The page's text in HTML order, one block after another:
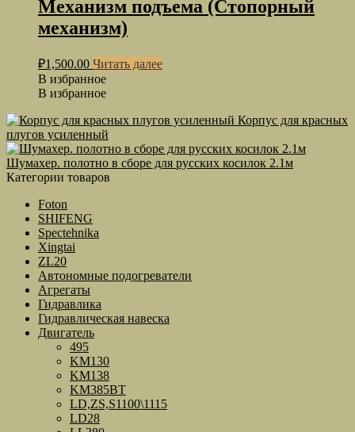
Механизм подъема (Стопорный
механизм)
₽1,500.00 Читать далее
В избранное
В избранное
Корпус для красных
плугов усиленный
Шумахер. полотно в сборе для русских косилок 2.1м
Категории товаров
Foton
SHIFENG
Spectehnika
Xingtai
ZL20
Автономные подогреватели
Агрегаты
Гидравлика
Гидравлическая навеска
Двигатель
495
KM130
KM138
KM385BT
LD,ZS,S1100\1115
LD28